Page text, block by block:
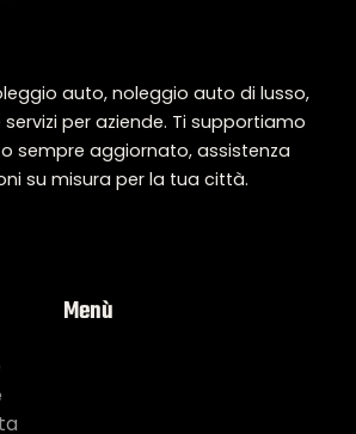
auto, noleggio auto di lusso,
per aziende. Ti supportiamo
sempre aggiornato, assistenza
su misura per la tua città.
Menù